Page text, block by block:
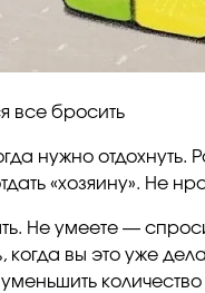
все бросить
нужно отдохнуть.
«хозяину». Не
Не умеете —
когда вы это уже